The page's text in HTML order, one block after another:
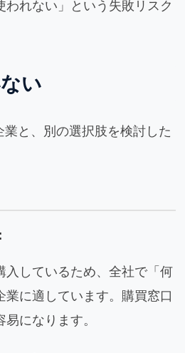
れない」という失敗リスク
い
と、別の選択肢を検討した
入しているため、全社で「何
に適しています。購買窓口
になります。